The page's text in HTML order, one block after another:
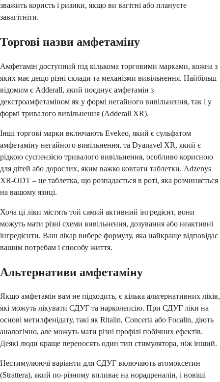
зважить користь і ризики, якщо ви вагітні або плануєте
завагітніти.
Торгові назви амфетаміну
Амфетамін доступний під кількома торговими марками, кожна з
яких має дещо різні склади та механізми вивільнення. Найбільш
відомим є Adderall, який поєднує амфетамін з
декстроамфетаміном як у формі негайного вивільнення, так і у
формі тривалого вивільнення (Adderall XR).
Інші торгові марки включають Evekeo, який є сульфатом
амфетаміну негайного вивільнення, та Dyanavel XR, який є
рідкою суспензією тривалого вивільнення, особливо корисною
для дітей або дорослих, яким важко ковтати таблетки. Adzenys
XR-ODT – це таблетка, що розпадається в роті, яка розчиняється
на вашому язиці.
Хоча ці ліки містять той самий активний інгредієнт, вони
можуть мати різні схеми вивільнення, дозування або неактивні
інгредієнти. Ваш лікар вибере формулу, яка найкраще відповідає
вашим потребам і способу життя.
Альтернативи амфетаміну
Якщо амфетамін вам не підходить, є кілька альтернативних ліків,
які можуть лікувати СДУГ та нарколепсію. При СДУГ ліки на
основі метилфенідату, такі як Ritalin, Concerta або Focalin, діють
аналогічно, але можуть мати різні профілі побічних ефектів.
Деякі люди краще переносять один тип стимулятора, ніж інший.
Нестимулюючі варіанти для СДУГ включають атомоксетин
(Strattera), який по-різному впливає на норадреналін, і новіші